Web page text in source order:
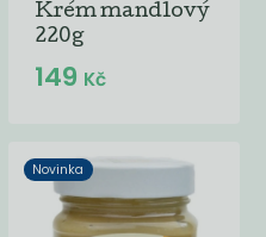
Krém mandlový
220g
149 Kč
Novinka